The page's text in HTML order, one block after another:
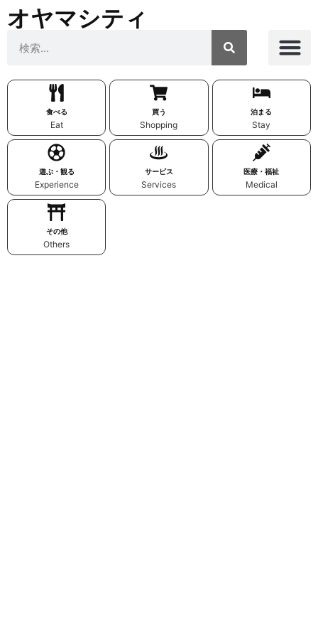
オヤマシティ
食べる
Eat
買う
Shopping
泊まる
Stay
遊ぶ・観る
Experience
サービス
Services
医療・福祉
Medical
その他
Others